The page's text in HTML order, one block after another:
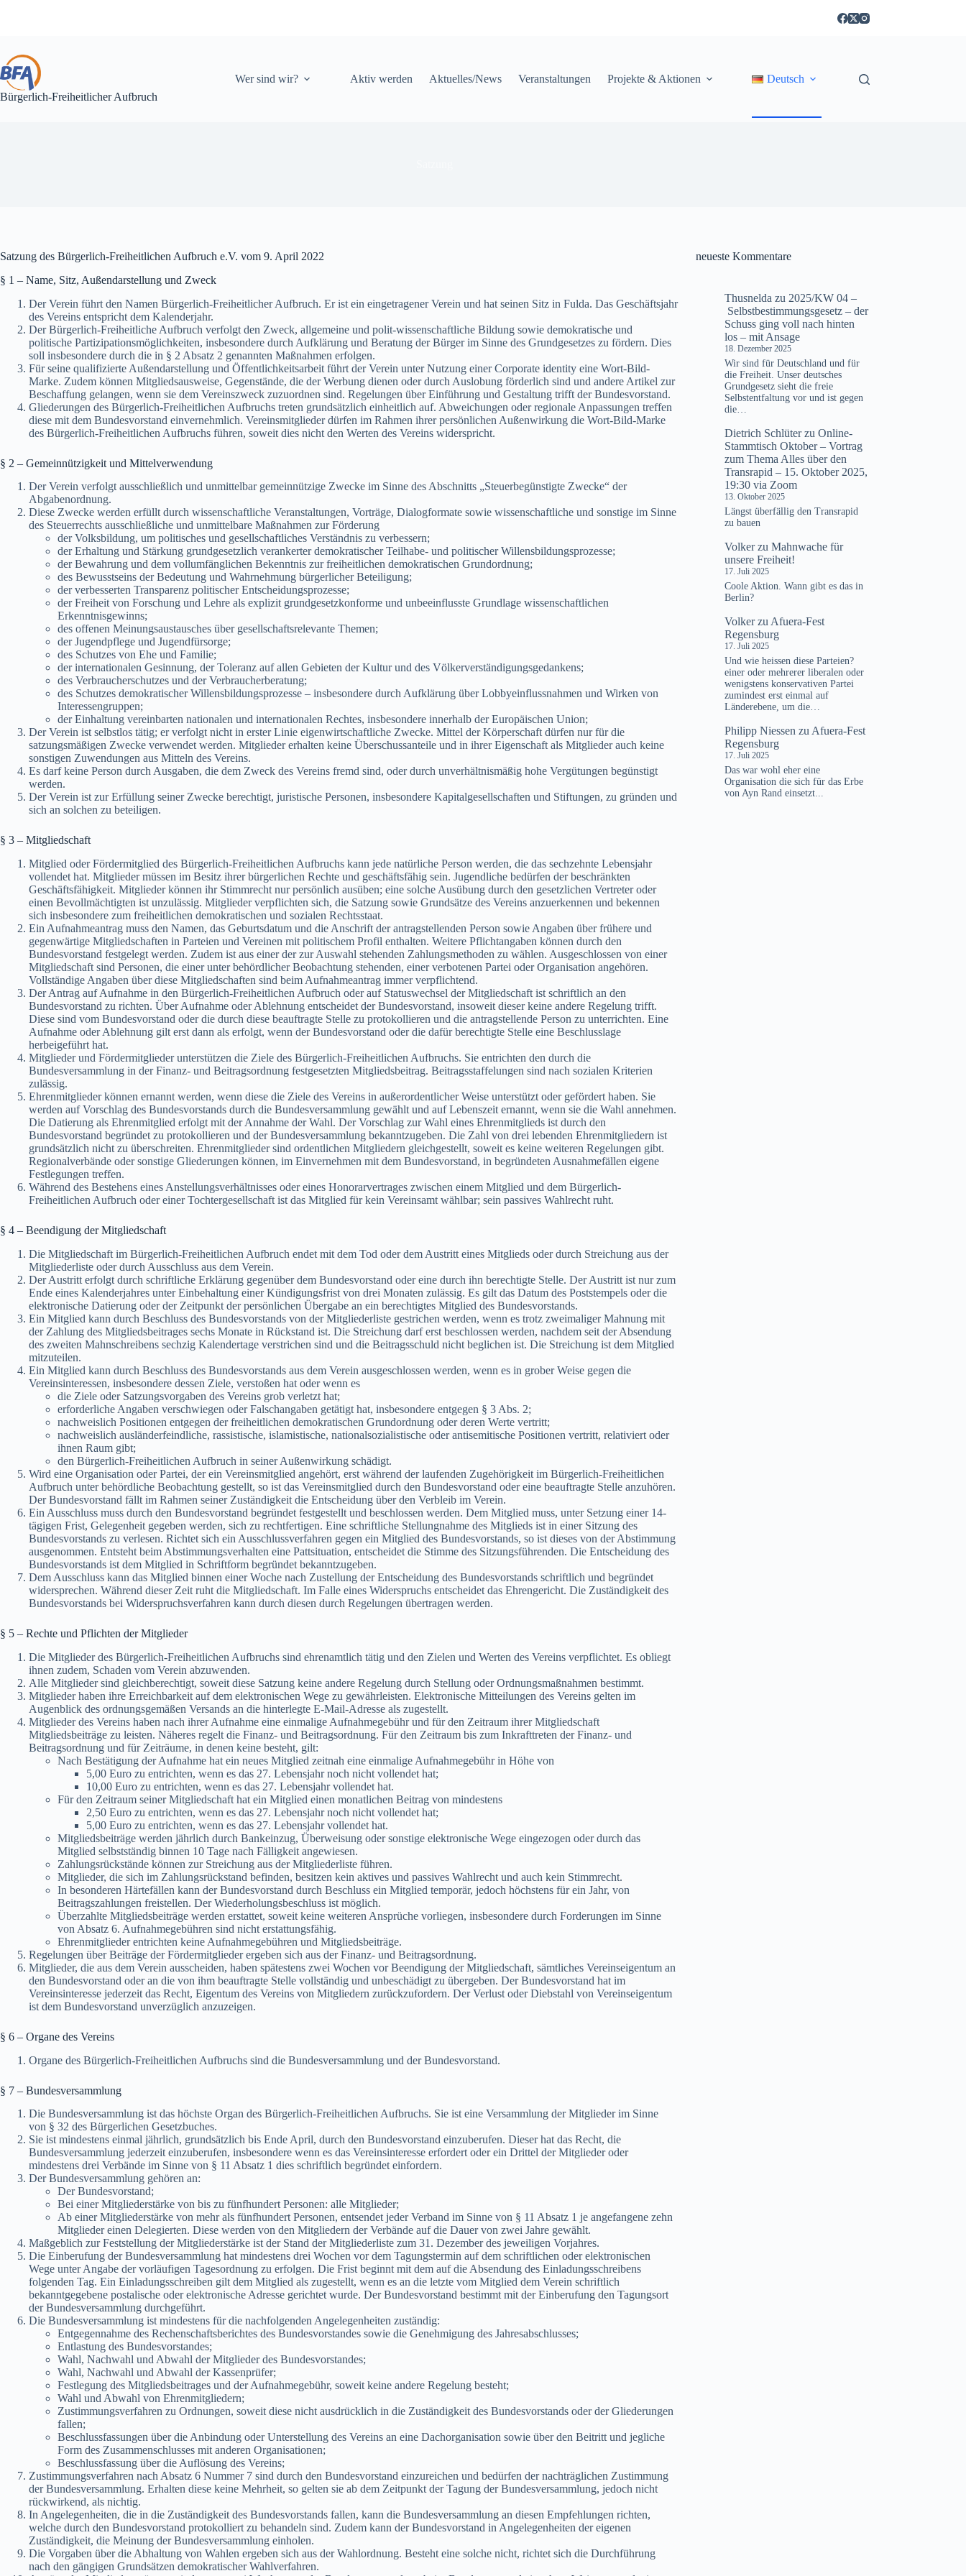
Bürgerlich-Freiheitlicher Aufbruch
Wer sind wir? Aktiv werden Aktuelles/News Veranstaltungen Projekte & Aktionen Deutsch
Satzung des Bürgerlich-Freiheitlichen Aufbruch e.V. vom 9. April 2022
§ 1 – Name, Sitz, Außendarstellung und Zweck
Der Verein führt den Namen Bürgerlich-Freiheitlicher Aufbruch. Er ist ein eingetragener Verein und hat seinen Sitz in Fulda. Das Geschäftsjahr
des Vereins entspricht dem Kalenderjahr.
Der Bürgerlich-Freiheitliche Aufbruch verfolgt den Zweck, allgemeine und polit-wissenschaftliche Bildung sowie demokratische und
politische Partizipationsmöglichkeiten, insbesondere durch Aufklärung und Beratung der Bürger im Sinne des Grundgesetzes zu fördern. Dies
soll insbesondere durch die in § 2 Absatz 2 genannten Maßnahmen erfolgen.
Für seine qualifizierte Außendarstellung und Öffentlichkeitsarbeit führt der Verein unter Nutzung einer Corporate identity eine Wort-Bild-
Marke. Zudem können Mitgliedsausweise, Gegenstände, die der Werbung dienen oder durch Auslobung förderlich sind und andere Artikel zur
Beschaffung gelangen, wenn sie dem Vereinszweck zuzuordnen sind. Regelungen über Einführung und Gestaltung trifft der Bundesvorstand.
Gliederungen des Bürgerlich-Freiheitlichen Aufbruchs treten grundsätzlich einheitlich auf. Abweichungen oder regionale Anpassungen treffen
diese mit dem Bundesvorstand einvernehmlich. Vereinsmitglieder dürfen im Rahmen ihrer persönlichen Außenwirkung die Wort-Bild-Marke
des Bürgerlich-Freiheitlichen Aufbruchs führen, soweit dies nicht den Werten des Vereins widerspricht.
§ 2 – Gemeinnützigkeit und Mittelverwendung
Der Verein verfolgt ausschließlich und unmittelbar gemeinnützige Zwecke im Sinne des Abschnitts „Steuerbegünstigte Zwecke“ der
Abgabenordnung.
Diese Zwecke werden erfüllt durch wissenschaftliche Veranstaltungen, Vorträge, Dialogformate sowie wissenschaftliche und sonstige im Sinne
des Steuerrechts ausschließliche und unmittelbare Maßnahmen zur Förderung
der Volksbildung, um politisches und gesellschaftliches Verständnis zu verbessern;
der Erhaltung und Stärkung grundgesetzlich verankerter demokratischer Teilhabe- und politischer Willensbildungsprozesse;
der Bewahrung und dem vollumfänglichen Bekenntnis zur freiheitlichen demokratischen Grundordnung;
des Bewusstseins der Bedeutung und Wahrnehmung bürgerlicher Beteiligung;
der verbesserten Transparenz politischer Entscheidungsprozesse;
der Freiheit von Forschung und Lehre als explizit grundgesetzkonforme und unbeeinflusste Grundlage wissenschaftlichen
Erkenntnisgewinns;
des offenen Meinungsaustausches über gesellschaftsrelevante Themen;
der Jugendpflege und Jugendfürsorge;
des Schutzes von Ehe und Familie;
der internationalen Gesinnung, der Toleranz auf allen Gebieten der Kultur und des Völkerverständigungsgedankens;
des Verbraucherschutzes und der Verbraucherberatung;
des Schutzes demokratischer Willensbildungsprozesse – insbesondere durch Aufklärung über Lobbyeinflussnahmen und Wirken von
Interessengruppen;
der Einhaltung vereinbarten nationalen und internationalen Rechtes, insbesondere innerhalb der Europäischen Union;
Der Verein ist selbstlos tätig; er verfolgt nicht in erster Linie eigenwirtschaftliche Zwecke. Mittel der Körperschaft dürfen nur für die
satzungsmäßigen Zwecke verwendet werden. Mitglieder erhalten keine Überschussanteile und in ihrer Eigenschaft als Mitglieder auch keine
sonstigen Zuwendungen aus Mitteln des Vereins.
Es darf keine Person durch Ausgaben, die dem Zweck des Vereins fremd sind, oder durch unverhältnismäßig hohe Vergütungen begünstigt
werden.
Der Verein ist zur Erfüllung seiner Zwecke berechtigt, juristische Personen, insbesondere Kapitalgesellschaften und Stiftungen, zu gründen und
sich an solchen zu beteiligen.
§ 3 – Mitgliedschaft
Mitglied oder Fördermitglied des Bürgerlich-Freiheitlichen Aufbruchs kann jede natürliche Person werden, die das sechzehnte Lebensjahr
vollendet hat. Mitglieder müssen im Besitz ihrer bürgerlichen Rechte und geschäftsfähig sein. Jugendliche bedürfen der beschränkten
Geschäftsfähigkeit. Mitglieder können ihr Stimmrecht nur persönlich ausüben; eine solche Ausübung durch den gesetzlichen Vertreter oder
einen Bevollmächtigten ist unzulässig. Mitglieder verpflichten sich, die Satzung sowie Grundsätze des Vereins anzuerkennen und bekennen
sich insbesondere zum freiheitlichen demokratischen und sozialen Rechtsstaat.
Ein Aufnahmeantrag muss den Namen, das Geburtsdatum und die Anschrift der antragstellenden Person sowie Angaben über frühere und
gegenwärtige Mitgliedschaften in Parteien und Vereinen mit politischem Profil enthalten. Weitere Pflichtangaben können durch den
Bundesvorstand festgelegt werden. Zudem ist aus einer der zur Auswahl stehenden Zahlungsmethoden zu wählen. Ausgeschlossen von einer
Mitgliedschaft sind Personen, die einer unter behördlicher Beobachtung stehenden, einer verbotenen Partei oder Organisation angehören.
Vollständige Angaben über diese Mitgliedschaften sind beim Aufnahmeantrag immer verpflichtend.
Der Antrag auf Aufnahme in den Bürgerlich-Freiheitlichen Aufbruch oder auf Statuswechsel der Mitgliedschaft ist schriftlich an den
Bundesvorstand zu richten. Über Aufnahme oder Ablehnung entscheidet der Bundesvorstand, insoweit dieser keine andere Regelung trifft.
Diese sind vom Bundesvorstand oder die durch diese beauftragte Stelle zu protokollieren und die antragstellende Person zu unterrichten. Eine
Aufnahme oder Ablehnung gilt erst dann als erfolgt, wenn der Bundesvorstand oder die dafür berechtigte Stelle eine Beschlusslage
herbeigeführt hat.
Mitglieder und Fördermitglieder unterstützen die Ziele des Bürgerlich-Freiheitlichen Aufbruchs. Sie entrichten den durch die
Bundesversammlung in der Finanz- und Beitragsordnung festgesetzten Mitgliedsbeitrag. Beitragsstaffelungen sind nach sozialen Kriterien
zulässig.
Ehrenmitglieder können ernannt werden, wenn diese die Ziele des Vereins in außerordentlicher Weise unterstützt oder gefördert haben. Sie
werden auf Vorschlag des Bundesvorstands durch die Bundesversammlung gewählt und auf Lebenszeit ernannt, wenn sie die Wahl annehmen.
Die Datierung als Ehrenmitglied erfolgt mit der Annahme der Wahl. Der Vorschlag zur Wahl eines Ehrenmitglieds ist durch den
Bundesvorstand begründet zu protokollieren und der Bundesversammlung bekanntzugeben. Die Zahl von drei lebenden Ehrenmitgliedern ist
grundsätzlich nicht zu überschreiten. Ehrenmitglieder sind ordentlichen Mitgliedern gleichgestellt, soweit es keine weiteren Regelungen gibt.
Regionalverbände oder sonstige Gliederungen können, im Einvernehmen mit dem Bundesvorstand, in begründeten Ausnahmefällen eigene
Festlegungen treffen.
Während des Bestehens eines Anstellungsverhältnisses oder eines Honorarvertrages zwischen einem Mitglied und dem Bürgerlich-
Freiheitlichen Aufbruch oder einer Tochtergesellschaft ist das Mitglied für kein Vereinsamt wählbar; sein passives Wahlrecht ruht.
§ 4 – Beendigung der Mitgliedschaft
Die Mitgliedschaft im Bürgerlich-Freiheitlichen Aufbruch endet mit dem Tod oder dem Austritt eines Mitglieds oder durch Streichung aus der
Mitgliederliste oder durch Ausschluss aus dem Verein.
Der Austritt erfolgt durch schriftliche Erklärung gegenüber dem Bundesvorstand oder eine durch ihn berechtigte Stelle. Der Austritt ist nur zum
Ende eines Kalenderjahres unter Einbehaltung einer Kündigungsfrist von drei Monaten zulässig. Es gilt das Datum des Poststempels oder die
elektronische Datierung oder der Zeitpunkt der persönlichen Übergabe an ein berechtigtes Mitglied des Bundesvorstands.
Ein Mitglied kann durch Beschluss des Bundesvorstands von der Mitgliederliste gestrichen werden, wenn es trotz zweimaliger Mahnung mit
der Zahlung des Mitgliedsbeitrages sechs Monate in Rückstand ist. Die Streichung darf erst beschlossen werden, nachdem seit der Absendung
des zweiten Mahnschreibens sechzig Kalendertage verstrichen sind und die Beitragsschuld nicht beglichen ist. Die Streichung ist dem Mitglied
mitzuteilen.
Ein Mitglied kann durch Beschluss des Bundesvorstands aus dem Verein ausgeschlossen werden, wenn es in grober Weise gegen die
Vereinsinteressen, insbesondere dessen Ziele, verstoßen hat oder wenn es
die Ziele oder Satzungsvorgaben des Vereins grob verletzt hat;
erforderliche Angaben verschwiegen oder Falschangaben getätigt hat, insbesondere entgegen § 3 Abs. 2;
nachweislich Positionen entgegen der freiheitlichen demokratischen Grundordnung oder deren Werte vertritt;
nachweislich ausländerfeindliche, rassistische, islamistische, nationalsozialistische oder antisemitische Positionen vertritt, relativiert oder
ihnen Raum gibt;
den Bürgerlich-Freiheitlichen Aufbruch in seiner Außenwirkung schädigt.
Wird eine Organisation oder Partei, der ein Vereinsmitglied angehört, erst während der laufenden Zugehörigkeit im Bürgerlich-Freiheitlichen
Aufbruch unter behördliche Beobachtung gestellt, so ist das Vereinsmitglied durch den Bundesvorstand oder eine beauftragte Stelle anzuhören.
Der Bundesvorstand fällt im Rahmen seiner Zuständigkeit die Entscheidung über den Verbleib im Verein.
Ein Ausschluss muss durch den Bundesvorstand begründet festgestellt und beschlossen werden. Dem Mitglied muss, unter Setzung einer 14-
tägigen Frist, Gelegenheit gegeben werden, sich zu rechtfertigen. Eine schriftliche Stellungnahme des Mitglieds ist in einer Sitzung des
Bundesvorstands zu verlesen. Richtet sich ein Ausschlussverfahren gegen ein Mitglied des Bundesvorstands, so ist dieses von der Abstimmung
ausgenommen. Entsteht beim Abstimmungsverhalten eine Pattsituation, entscheidet die Stimme des Sitzungsführenden. Die Entscheidung des
Bundesvorstands ist dem Mitglied in Schriftform begründet bekanntzugeben.
Dem Ausschluss kann das Mitglied binnen einer Woche nach Zustellung der Entscheidung des Bundesvorstands schriftlich und begründet
widersprechen. Während dieser Zeit ruht die Mitgliedschaft. Im Falle eines Widerspruchs entscheidet das Ehrengericht. Die Zuständigkeit des
Bundesvorstands bei Widerspruchsverfahren kann durch diesen durch Regelungen übertragen werden.
§ 5 – Rechte und Pflichten der Mitglieder
Die Mitglieder des Bürgerlich-Freiheitlichen Aufbruchs sind ehrenamtlich tätig und den Zielen und Werten des Vereins verpflichtet. Es obliegt
ihnen zudem, Schaden vom Verein abzuwenden.
Alle Mitglieder sind gleichberechtigt, soweit diese Satzung keine andere Regelung durch Stellung oder Ordnungsmaßnahmen bestimmt.
Mitglieder haben ihre Erreichbarkeit auf dem elektronischen Wege zu gewährleisten. Elektronische Mitteilungen des Vereins gelten im
Augenblick des ordnungsgemäßen Versands an die hinterlegte E-Mail-Adresse als zugestellt.
Mitglieder des Vereins haben nach ihrer Aufnahme eine einmalige Aufnahmegebühr und für den Zeitraum ihrer Mitgliedschaft
Mitgliedsbeiträge zu leisten. Näheres regelt die Finanz- und Beitragsordnung. Für den Zeitraum bis zum Inkrafttreten der Finanz- und
Beitragsordnung und für Zeiträume, in denen keine besteht, gilt:
Nach Bestätigung der Aufnahme hat ein neues Mitglied zeitnah eine einmalige Aufnahmegebühr in Höhe von
5,00 Euro zu entrichten, wenn es das 27. Lebensjahr noch nicht vollendet hat;
10,00 Euro zu entrichten, wenn es das 27. Lebensjahr vollendet hat.
Für den Zeitraum seiner Mitgliedschaft hat ein Mitglied einen monatlichen Beitrag von mindestens
2,50 Euro zu entrichten, wenn es das 27. Lebensjahr noch nicht vollendet hat;
5,00 Euro zu entrichten, wenn es das 27. Lebensjahr vollendet hat.
Mitgliedsbeiträge werden jährlich durch Bankeinzug, Überweisung oder sonstige elektronische Wege eingezogen oder durch das
Mitglied selbstständig binnen 10 Tage nach Fälligkeit angewiesen.
Zahlungsrückstände können zur Streichung aus der Mitgliederliste führen.
Mitglieder, die sich im Zahlungsrückstand befinden, besitzen kein aktives und passives Wahlrecht und auch kein Stimmrecht.
In besonderen Härtefällen kann der Bundesvorstand durch Beschluss ein Mitglied temporär, jedoch höchstens für ein Jahr, von
Beitragszahlungen freistellen. Der Wiederholungsbeschluss ist möglich.
Überzahlte Mitgliedsbeiträge werden erstattet, soweit keine weiteren Ansprüche vorliegen, insbesondere durch Forderungen im Sinne
von Absatz 6. Aufnahmegebühren sind nicht erstattungsfähig.
Ehrenmitglieder entrichten keine Aufnahmegebühren und Mitgliedsbeiträge.
Regelungen über Beiträge der Fördermitglieder ergeben sich aus der Finanz- und Beitragsordnung.
Mitglieder, die aus dem Verein ausscheiden, haben spätestens zwei Wochen vor Beendigung der Mitgliedschaft, sämtliches Vereinseigentum an
den Bundesvorstand oder an die von ihm beauftragte Stelle vollständig und unbeschädigt zu übergeben. Der Bundesvorstand hat im
Vereinsinteresse jederzeit das Recht, Eigentum des Vereins von Mitgliedern zurückzufordern. Der Verlust oder Diebstahl von Vereinseigentum
ist dem Bundesvorstand unverzüglich anzuzeigen.
§ 6 – Organe des Vereins
Organe des Bürgerlich-Freiheitlichen Aufbruchs sind die Bundesversammlung und der Bundesvorstand.
§ 7 – Bundesversammlung
Die Bundesversammlung ist das höchste Organ des Bürgerlich-Freiheitlichen Aufbruchs. Sie ist eine Versammlung der Mitglieder im Sinne
von § 32 des Bürgerlichen Gesetzbuches.
Sie ist mindestens einmal jährlich, grundsätzlich bis Ende April, durch den Bundesvorstand einzuberufen. Dieser hat das Recht, die
Bundesversammlung jederzeit einzuberufen, insbesondere wenn es das Vereinsinteresse erfordert oder ein Drittel der Mitglieder oder
mindestens drei Verbände im Sinne von § 11 Absatz 1 dies schriftlich begründet einfordern.
Der Bundesversammlung gehören an:
Der Bundesvorstand;
Bei einer Mitgliederstärke von bis zu fünfhundert Personen: alle Mitglieder;
Ab einer Mitgliederstärke von mehr als fünfhundert Personen, entsendet jeder Verband im Sinne von § 11 Absatz 1 je angefangene zehn
Mitglieder einen Delegierten. Diese werden von den Mitgliedern der Verbände auf die Dauer von zwei Jahre gewählt.
Maßgeblich zur Feststellung der Mitgliederstärke ist der Stand der Mitgliederliste zum 31. Dezember des jeweiligen Vorjahres.
Die Einberufung der Bundesversammlung hat mindestens drei Wochen vor dem Tagungstermin auf dem schriftlichen oder elektronischen
Wege unter Angabe der vorläufigen Tagesordnung zu erfolgen. Die Frist beginnt mit dem auf die Absendung des Einladungsschreibens
folgenden Tag. Ein Einladungsschreiben gilt dem Mitglied als zugestellt, wenn es an die letzte vom Mitglied dem Verein schriftlich
bekanntgegebene postalische oder elektronische Adresse gerichtet wurde. Der Bundesvorstand bestimmt mit der Einberufung den Tagungsort
der Bundesversammlung durchgeführt.
Die Bundesversammlung ist mindestens für die nachfolgenden Angelegenheiten zuständig:
Entgegennahme des Rechenschaftsberichtes des Bundesvorstandes sowie die Genehmigung des Jahresabschlusses;
Entlastung des Bundesvorstandes;
Wahl, Nachwahl und Abwahl der Mitglieder des Bundesvorstandes;
Wahl, Nachwahl und Abwahl der Kassenprüfer;
Festlegung des Mitgliedsbeitrages und der Aufnahmegebühr, soweit keine andere Regelung besteht;
Wahl und Abwahl von Ehrenmitgliedern;
Zustimmungsverfahren zu Ordnungen, soweit diese nicht ausdrücklich in die Zuständigkeit des Bundesvorstands oder der Gliederungen
fallen;
Beschlussfassungen über die Anbindung oder Unterstellung des Vereins an eine Dachorganisation sowie über den Beitritt und jegliche
Form des Zusammenschlusses mit anderen Organisationen;​
Beschlussfassung über die Auflösung des Vereins;
Zustimmungsverfahren nach Absatz 6 Nummer 7 sind durch den Bundesvorstand einzureichen und bedürfen der nachträglichen Zustimmung
der Bundesversammlung. Erhalten diese keine Mehrheit, so gelten sie ab dem Zeitpunkt der Tagung der Bundesversammlung, jedoch nicht
rückwirkend, als nichtig.
In Angelegenheiten, die in die Zuständigkeit des Bundesvorstands fallen, kann die Bundesversammlung an diesen Empfehlungen richten,
welche durch den Bundesvorstand protokolliert zu behandeln sind. Zudem kann der Bundesvorstand in Angelegenheiten der eigenen
Zuständigkeit, die Meinung der Bundesversammlung einholen.
Die Vorgaben über die Abhaltung von Wahlen ergeben sich aus der Wahlordnung. Besteht eine solche nicht, richtet sich die Durchführung
nach den gängigen Grundsätzen demokratischer Wahlverfahren.
neueste Kommentare
Thusnelda zu 2025/KW 04 –
Selbstbestimmungsgesetz – der
Schuss ging voll nach hinten
los – mit Ansage
18. Dezember 2025
Wir sind für Deutschland und für
die Freiheit. Unser deutsches
Grundgesetz sieht die freie
Selbstentfaltung vor und ist gegen
die…
Dietrich Schlüterzu Online-
Stammtisch Oktober – Vortrag
zum Thema Alles über den
Transrapid – 15. Oktober 2025,
19:30 via Zoom
13. Oktober 2025
Längst überfällig den Transrapid
zu bauen
Volkerzu Mahnwache für
unsere Freiheit!
17. Juli 2025
Coole Aktion. Wann gibt es das in
Berlin?
Volkerzu Afuera-Fest
Regensburg
17. Juli 2025
Und wie heissen diese Parteien?
einer oder mehrerer liberalen oder
wenigstens konservativen Partei
zumindest erst einmal auf
Länderebene, um die…
Philipp Niessen zu Afuera-Fest
Regensburg
17. Juli 2025
Das war wohl eher eine
Organisation die sich für das Erbe
von Ayn Rand einsetzt...